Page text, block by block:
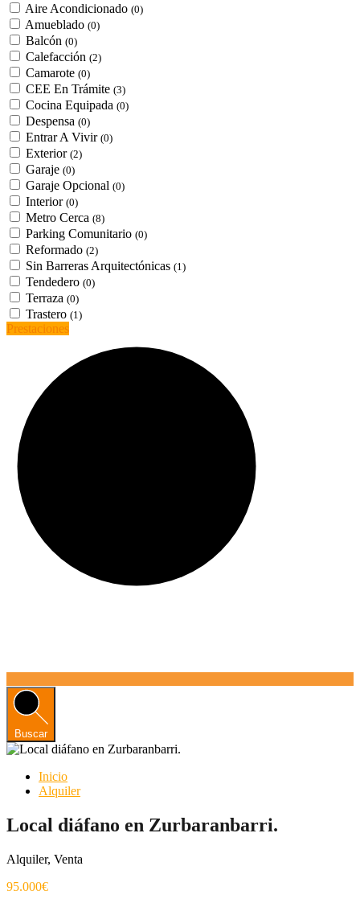
Aire Acondicionado (0)
Amueblado (0)
Balcón (0)
Calefacción (2)
Camarote (0)
CEE En Trámite (3)
Cocina Equipada (0)
Despensa (0)
Entrar A Vivir (0)
Exterior (2)
Garaje (0)
Garaje Opcional (0)
Interior (0)
Metro Cerca (8)
Parking Comunitario (0)
Reformado (2)
Sin Barreras Arquitectónicas (1)
Tendedero (0)
Terraza (0)
Trastero (1)
Prestaciones
Buscar
Inicio
Alquiler
Local diáfano en Zurbaranbarri.
Alquiler, Venta
95.000€